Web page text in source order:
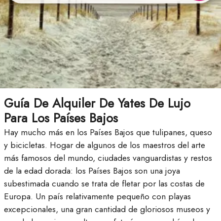
Guía De Alquiler De Yates De Lujo
Para Los Países Bajos
Hay mucho más en los Países Bajos que tulipanes, queso
y bicicletas. Hogar de algunos de los maestros del arte
más famosos del mundo, ciudades vanguardistas y restos
de la edad dorada: los Países Bajos son una joya
subestimada cuando se trata de fletar por las costas de
Europa. Un país relativamente pequeño con playas
excepcionales, una gran cantidad de gloriosos museos y